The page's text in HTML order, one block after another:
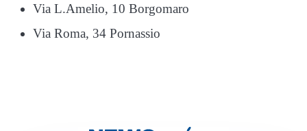
Via L.Amelio, 10 Borgomaro
Via Roma, 34 Pornassio